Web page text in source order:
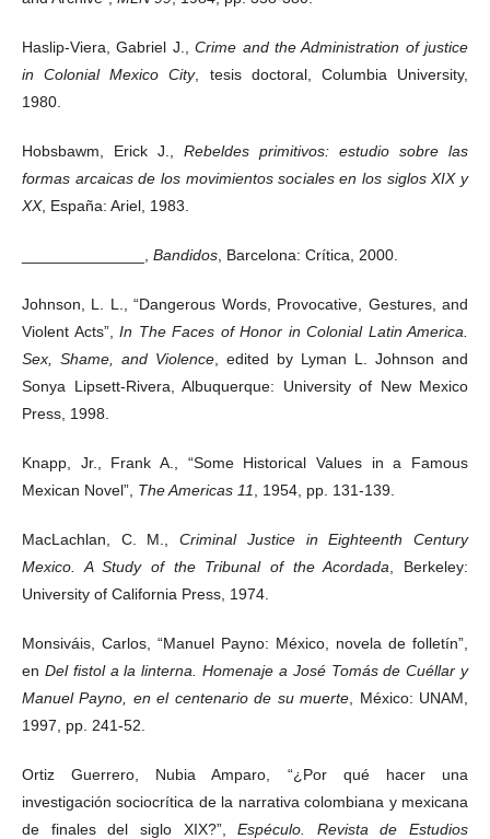
Haslip-Viera, Gabriel J.,Crime and the Administration of justice
in Colonial Mexico City, tesis doctoral, Columbia University,
1980.
Hobsbawm, Erick J., Rebeldes primitivos: estudio sobre las
formas arcaicas de los movimientos sociales en los siglos XIX y
XX, España: Ariel, 1983.
Bandidos , Barcelona: Crítica, 2000.
Johnson, L. L., “Dangerous Words, Provocative, Gestures, and
Violent Acts”, In The Faces of Honor in Colonial Latin America.
Sex, Shame, and Violence , edited by Lyman L. Johnson and
Sonya Lipsett-Rivera, Albuquerque: University of New Mexico
Press, 1998.
Knapp, Jr., Frank A., “Some Historical Values in a Famous
Mexican Novel”, The Americas 11 , 1954, pp. 131-139.
MacLachlan, C. M.,Criminal Justice in Eighteenth Century
Mexico. A Study of the Tribunal of the Acordada , Berkeley:
University of California Press, 1974.
Monsiváis, Carlos, “Manuel Payno: México, novela de folletín”,
en Del fistol a la linterna. Homenaje a José Tomás de Cuéllar y
Manuel Payno, en el centenario de su muerte , México: UNAM,
1997, pp. 241-52.
Ortiz Guerrero, Nubia Amparo, “¿Por qué hacer una
investigación sociocrítica de la narrativa colombiana y mexicana
de finales del siglo XIX?”,Espéculo. Revista de Estudios